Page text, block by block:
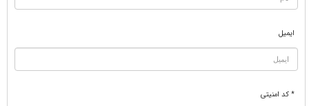
ایمیل
* کد امنیتی